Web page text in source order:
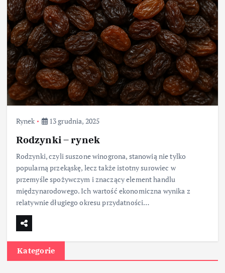
Rynek 13 grudnia, 2025
Rodzynki – rynek
Rodzynki, czyli suszone winogrona, stanowią nie tylko
popularną przekąskę, lecz także istotny surowiec w
przemyśle spożywczym i znaczący element handlu
międzynarodowego. Ich wartość ekonomiczna wynika z
relatywnie długiego okresu przydatności…
Kategorie